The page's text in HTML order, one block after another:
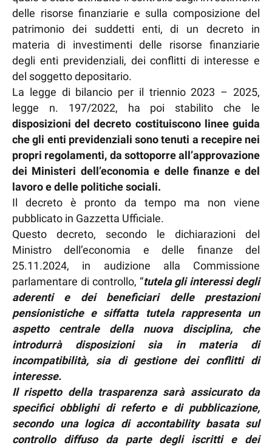
delle risorse finanziarie e sulla composizione del
patrimonio dei suddetti enti, di un decreto in
materia di investimenti delle risorse finanziarie
degli enti previdenziali, dei conflitti di interesse e
del soggetto depositario.
La legge di bilancio per il triennio 2023 – 2025,
legge n. 197/2022, ha poi stabilito che le
disposizioni del decreto costituiscono linee guida
che gli enti previdenziali sono tenuti a recepire nei
propri regolamenti, da sottoporre all’approvazione
dei Ministeri dell’economia e delle finanze e del
lavoro e delle politiche sociali.
Il decreto è pronto da tempo ma non viene
pubblicato in Gazzetta Ufficiale.
Questo decreto, secondo le dichiarazioni del
Ministro dell’economia e delle finanze del
25.11.2024, in audizione alla Commissione
parlamentare di controllo, “tutela gli interessi degli
aderenti e dei beneficiari delle prestazioni
pensionistiche e siffatta tutela rappresenta un
aspetto centrale della nuova disciplina, che
introdurrà disposizioni sia in materia di
incompatibilità, sia di gestione dei conflitti di
interesse.
Il rispetto della trasparenza sarà assicurato da
specifici obblighi di referto e di pubblicazione,
secondo una logica di accontability basata sul
controllo diffuso da parte degli iscritti e dei